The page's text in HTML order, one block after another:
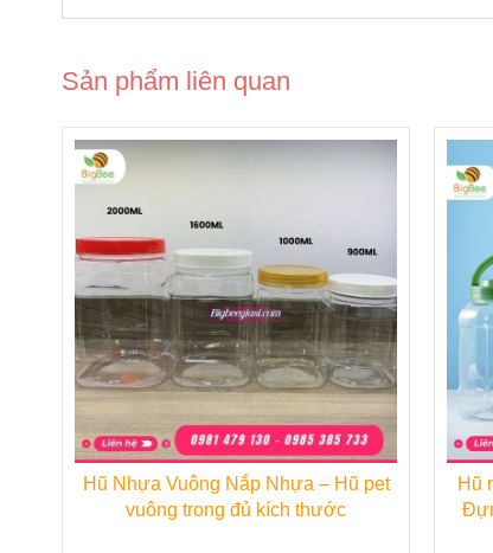
- Hũ nhựa PET nắp nhôm 500ml
cho dùng để bảo quản thực phẩm.
- Có màu sắc trong suốt, dễ dàng quan
- Chống thấm khí O2, và CO2 tốt hơn
- Khi đươc gia nhiệt đến 200 độ C hoặc
giữ nguyên, tính chống thấm khí hơi vẫn
Ứng dụng:
-Hũ nhựa PET nắp nhôm 250ml
với
nhiều trong sản xuất thực phẩm nói
Sản phẩm liên quan
Hũ Nhựa Vuông Nắp Nhựa – Hũ pet
vuông trong đủ kích thước
Hũ